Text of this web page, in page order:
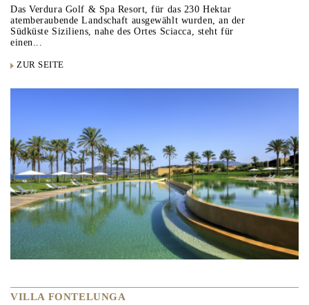
Das Verdura Golf & Spa Resort, für das 230 Hektar
atemberaubende Landschaft ausgewählt wurden, an der
Südküste Siziliens, nahe des Ortes Sciacca, steht für
einen...
ZUR SEITE
VILLA FONTELUNGA